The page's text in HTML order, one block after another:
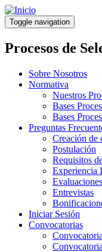
Pasar
al
contenido
principal
Toggle navigation
Procesos de
Sobre Nosotros
Normativa
Nuestros
Bases
Bases
Preguntas
Creación de
Postulación
Requisitos
Experiencia
Evaluaciones
Entrevistas
Iniciar Sesión
Convocatorias